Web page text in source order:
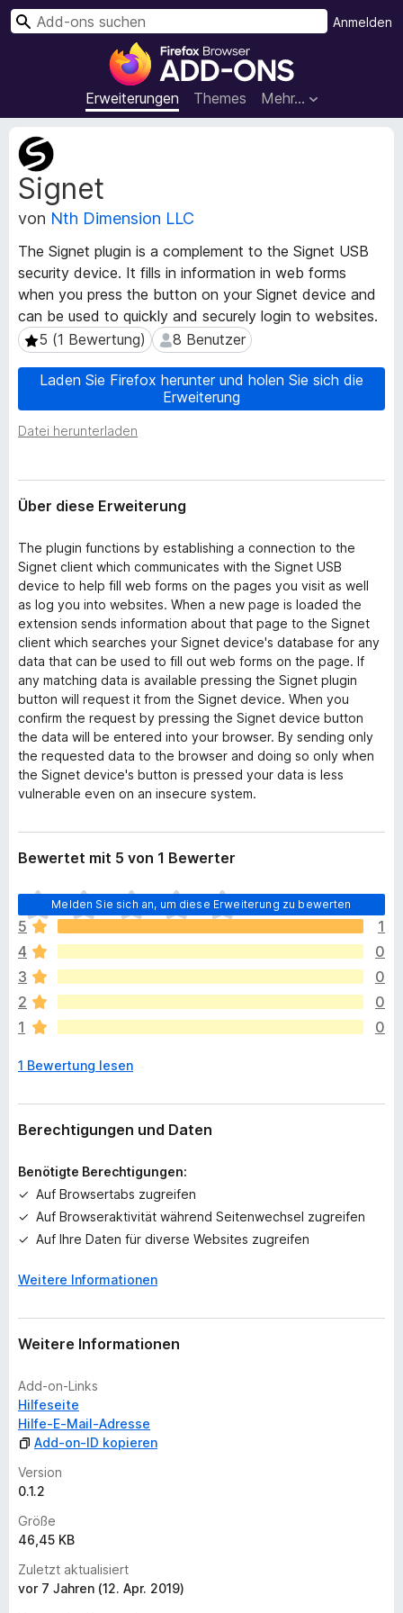
A
d
d
-
r
d
e
n
F
i
r
e
-
o
w
s
e
r
Erweiterungen Themes Mehr…
Anmelden
S
Signet
von Nth Dimension LLC
The Signet plugin is a complement to the Signet USB
security device. It fills in information in web forms
when you press the button on your Signet device and
can be used to quickly and securely login to websites.
5 (1 Bewertung)
5 (1 Bewertung) 8 Benutzer
8 Benutzer
Laden Sie Firefox herunter und holen Sie sich die
Erweiterung
Datei herunterladen
M
e
t
a
d
t
e
n
z
u
r
E
w
e
e
r
n
g
Über diese Erweiterung
The plugin functions by establishing a connection to the
Signet client which communicates with the Signet USB
device to help fill web forms on the pages you visit as well
as log you into websites. When a new page is loaded the
extension sends information about that page to the Signet
client which searches your Signet device's database for any
data that can be used to fill out web forms on the page. If
any matching data is available pressing the Signet plugin
button will request it from the Signet device. When you
confirm the request by pressing the Signet device button
the data will be entered into your browser. By sending only
the requested data to the browser and doing so only when
the Signet device's button is pressed your data is less
vulnerable even on an insecure system.
Bewertet mit 5 von 1 Bewerter
Melden Sie sich an, um diese Erweiterung zu bewerten
E
s
l
i
e
g
e
n
o
h
k
i
e
B
e
e
t
n
e
n
v
o
r
5
1
4
0
3
0
2
0
1
0
1 Bewertung lesen
Berechtigungen und Daten
Benötigte Berechtigungen:
Auf Browsertabs zugreifen
Auf Browseraktivität während Seitenwechsel zugreifen
Auf Ihre Daten für diverse Websites zugreifen
Weitere Informationen
Weitere Informationen
Add-on-Links
Hilfeseite
Hilfe-E-Mail-Adresse
Add-on-ID kopieren
Version
0.1.2
Größe
46,45 KB
Zuletzt aktualisiert
vor 7 Jahren (12. Apr. 2019)